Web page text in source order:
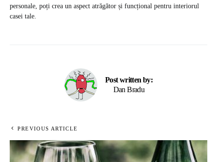
personale, poți crea un aspect atrăgător și funcțional pentru interiorul
casei tale.
Post written by:
Dan Bradu
PREVIOUS ARTICLE